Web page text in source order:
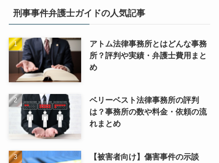
刑事事件弁護士ガイドの人気記事
アトム法律事務所とはどんな事務
所？評判や実績・弁護士費用まと
め
ベリーベスト法律事務所の評判
は？事務所の数や料金・依頼の流
れまとめ
【被害者向け】傷害事件の示談